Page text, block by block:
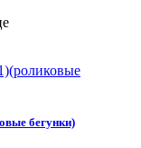
бегунки)